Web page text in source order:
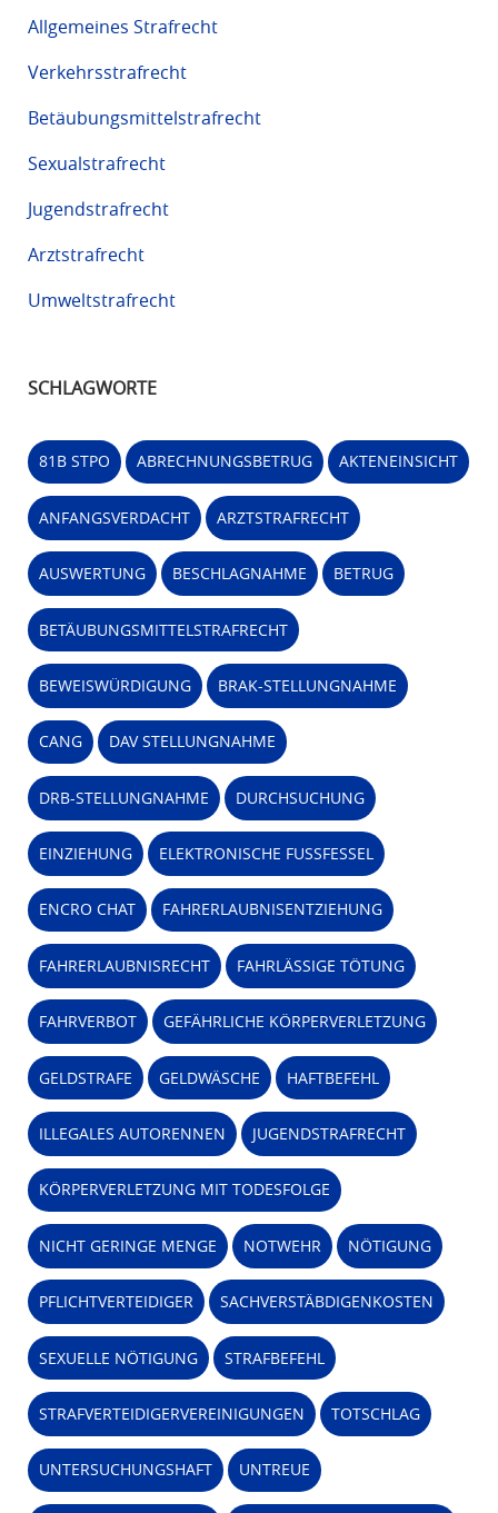
Allgemeines Strafrecht
Verkehrsstrafrecht
Betäubungsmittelstrafrecht
Sexualstrafrecht
Jugendstrafrecht
Arztstrafrecht
Umweltstrafrecht
SCHLAGWORTE
81B STPO ABRECHNUNGSBETRUG AKTENEINSICHT
ANFANGSVERDACHT ARZTSTRAFRECHT
AUSWERTUNG BESCHLAGNAHME BETRUG
BETÄUBUNGSMITTELSTRAFRECHT
BEWEISWÜRDIGUNG BRAK-STELLUNGNAHME
CANG DAV STELLUNGNAHME
DRB-STELLUNGNAHME DURCHSUCHUNG
EINZIEHUNG ELEKTRONISCHE FUSSFESSEL
ENCRO CHAT FAHRERLAUBNISENTZIEHUNG
FAHRERLAUBNISRECHT FAHRLÄSSIGE TÖTUNG
FAHRVERBOT GEFÄHRLICHE KÖRPERVERLETZUNG
GELDSTRAFE GELDWÄSCHE HAFTBEFEHL
ILLEGALES AUTORENNEN JUGENDSTRAFRECHT
KÖRPERVERLETZUNG MIT TODESFOLGE
NICHT GERINGE MENGE NOTWEHR NÖTIGUNG
PFLICHTVERTEIDIGER SACHVERSTÄBDIGENKOSTEN
SEXUELLE NÖTIGUNG STRAFBEFEHL
STRAFVERTEIDIGERVEREINIGUNGEN TOTSCHLAG
UNTERSUCHUNGSHAFT UNTREUE